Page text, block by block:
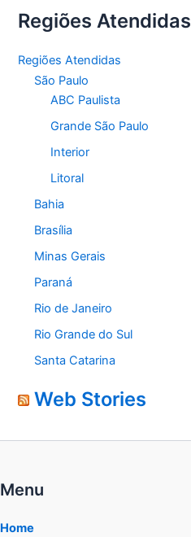
Regiões Atendidas
Regiões Atendidas
São Paulo
ABC Paulista
Grande São Paulo
Interior
Litoral
Bahia
Brasília
Minas Gerais
Paraná
Rio de Janeiro
Rio Grande do Sul
Santa Catarina
Web Stories
Menu
Home